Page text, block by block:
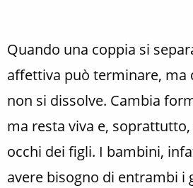
Quando una coppia si
affettiva può terminare, ma
non si dissolve. Cambia
ma resta viva e,
occhi dei figli. I bambini,
avere bisogno di entrambi i